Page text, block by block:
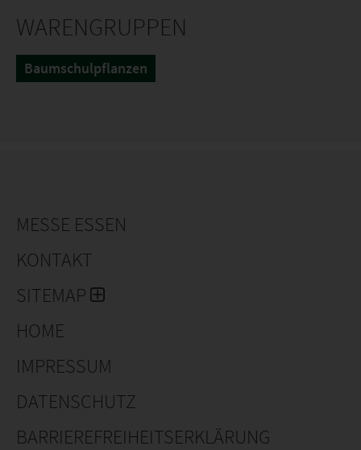
WARENGRUPPEN
Baumschulpflanzen
MESSE ESSEN
KONTAKT
SITEMAP
HOME
IMPRESSUM
DATENSCHUTZ
BARRIEREFREIHEITSERKLÄRUNG